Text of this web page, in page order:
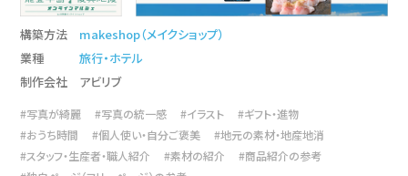
構築方法
makeshop（メイクショップ）
業種
旅行・ホテル
制作会社
アビリブ
#写真が綺麗 #写真の統一感 #イラスト
#ギフト・進物
#おうち時間
#個人使い・自分ご褒美
#地元の素材・地産地消
#スタッフ・生産者・職人紹介
#素材の紹介
#商品紹介の参考